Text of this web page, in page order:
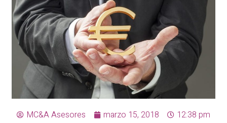
MC&A Asesores marzo 15, 2018 12:38 pm